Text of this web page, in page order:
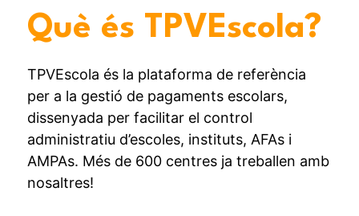
Què és TPVEscola?
TPVEscola és la plataforma de referència
per a la gestió de pagaments escolars,
dissenyada per facilitar el control
administratiu d’escoles, instituts, AFAs i
AMPAs. Més de 600 centres ja treballen amb
nosaltres!